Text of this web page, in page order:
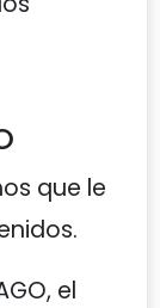
que le
el